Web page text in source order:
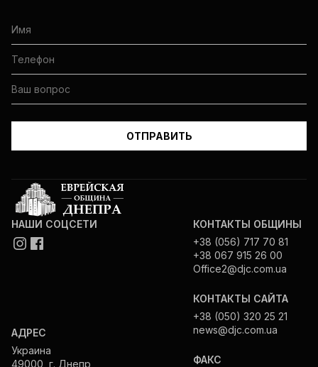
НАШИ СОЦСЕТИ
АДРЕС
Украина
49000, г. Днепр
КОНТАКТЫ ОБЩИНЫ
+38 (056) 717 70 81
+38 067 915 26 00
Office2@djc.com.ua
КОНТАКТЫ САЙТА
+38 (050) 320 25 21
news@djc.com.ua
ФАКС